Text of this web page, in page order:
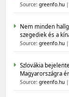
Source: greenfo.hu
Nem minden
szegediek és a
Source: greenfo.hu
Szlovákia
Magyarországra
Source: greenfo.hu